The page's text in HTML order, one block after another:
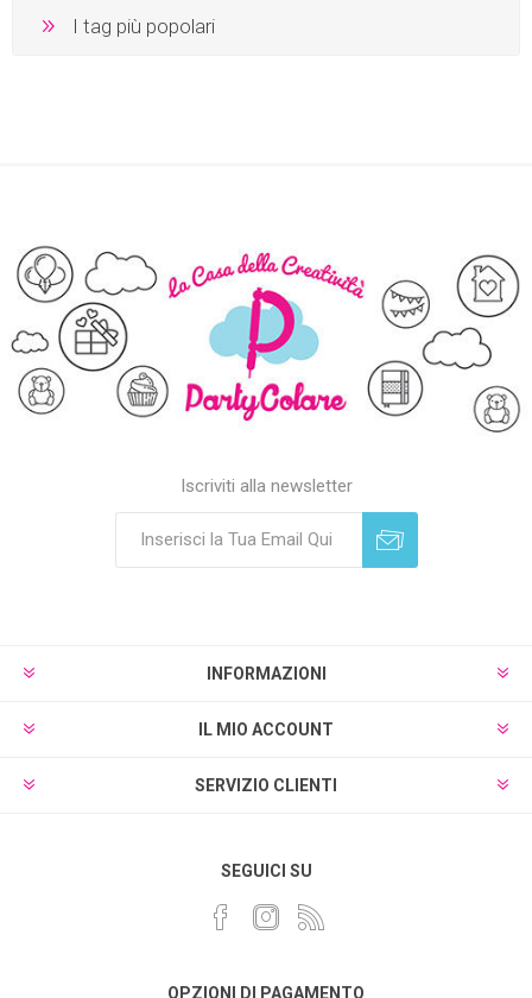
I tag più popolari
Iscriviti alla newsletter
INFORMAZIONI
IL MIO ACCOUNT
SERVIZIO CLIENTI
SEGUICI SU
OPZIONI DI PAGAMENTO